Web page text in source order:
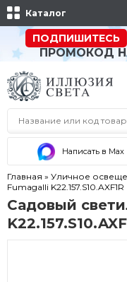
Каталог
ПОДПИШИТЕСЬ
ПРОМОКОД
Написать в Max
Главная » Уличное
Fumagalli K22.157.S10.AXF1R
Садовый